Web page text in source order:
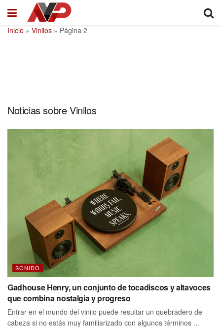
Inicio » Vinilos » Página 2
Noticias sobre Vinilos
SONIDO
Gadhouse Henry, un conjunto de tocadiscos y altavoces
que combina nostalgia y progreso
Entrar en el mundo del vinilo puede resultar un quebradero de
cabeza si no estás muy familiarizado con algunos términos ...